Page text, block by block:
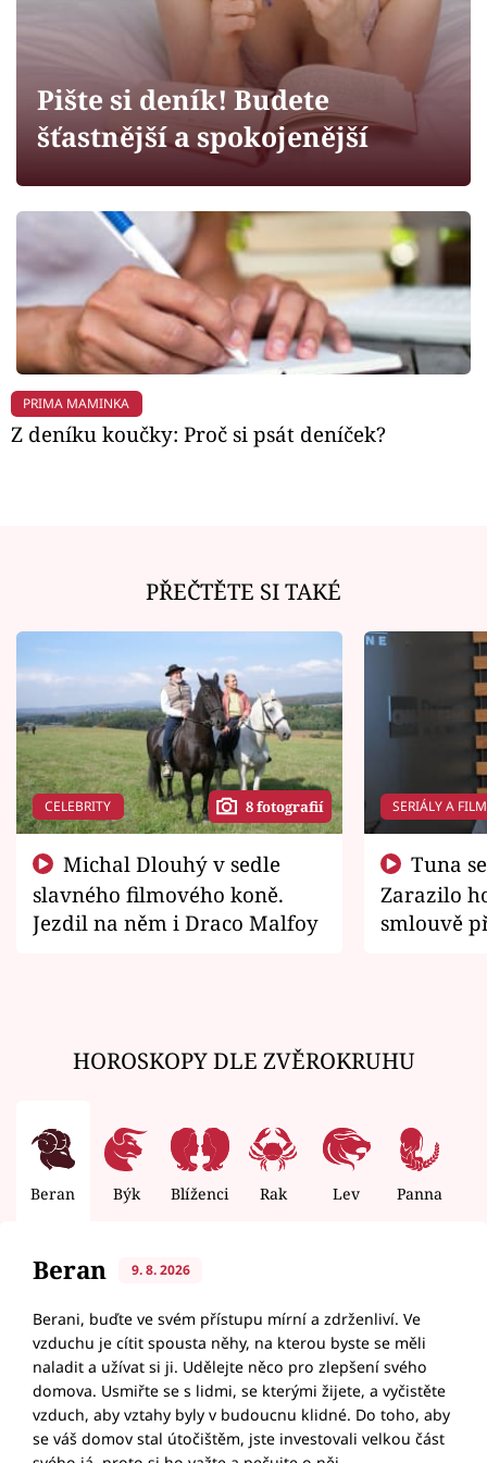
Sledujte prima+
Filmový festival Karlovy Vary
Mámy sobě
Přihlášení
Sledujte nás
Pište si deník! Budete
šťastnější a spokojenější
PRIMA MAMINKA
Z deníku koučky: Proč si psát deníček?
PŘEČTĚTE SI TAKÉ
CELEBRITY 8 fotografií
slavného filmového koně.
Jezdil na něm i Draco Malfoy
SERIÁLY A
Zarazilo
smlouvě
HOROSKOPY DLE ZVĚROKRUHU
Beran Býk Blíženci Rak Lev Panna
Beran 9. 8. 2026
Berani, buďte ve svém přístupu mírní a zdrženliví. Ve
vzduchu je cítit spousta něhy, na kterou byste se měli
naladit a užívat si ji. Udělejte něco pro zlepšení svého
domova. Usmiřte se s lidmi, se kterými žijete, a vyčistěte
vzduch, aby vztahy byly v budoucnu klidné. Do toho, aby
se váš domov stal útočištěm, jste investovali velkou část